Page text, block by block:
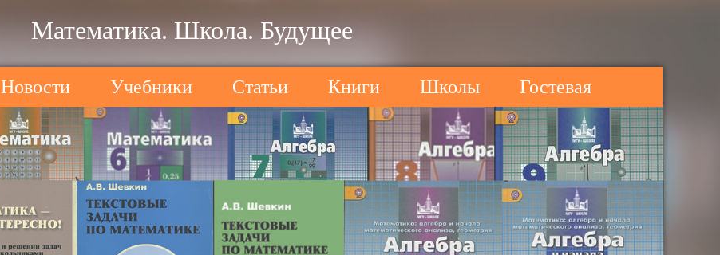
Математика. Школа. Будущее
Новости Учебники Статьи Книги Школы Гостевая